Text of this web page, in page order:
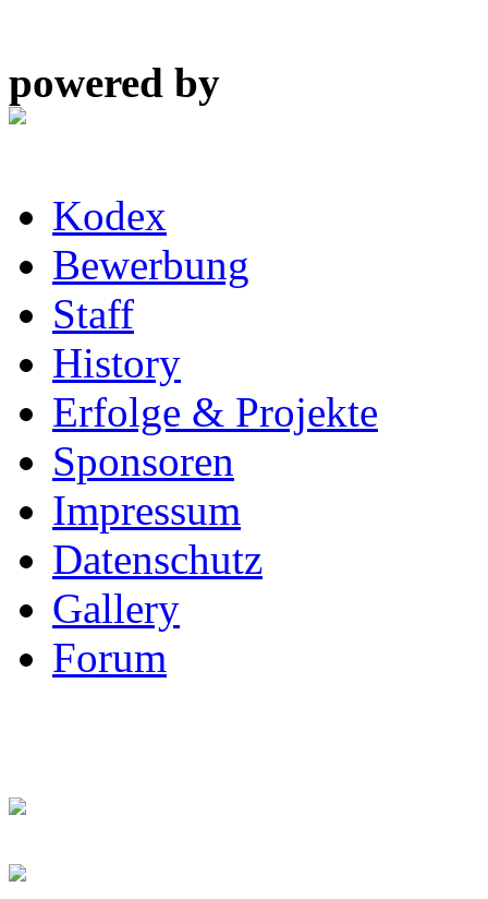
powered by
Kodex
Bewerbung
Staff
History
Erfolge & Projekte
Sponsoren
Impressum
Datenschutz
Gallery
Forum